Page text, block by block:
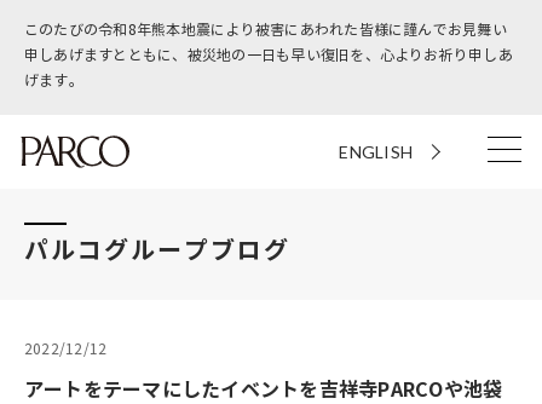
このたびの令和8年熊本地震により被害にあわれた皆様に謹んでお見舞い
申しあげますとともに、被災地の一日も早い復旧を、心よりお祈り申しあ
げます。
ENGLISH
パルコグループブログ
2022/12/12
アートをテーマにしたイベントを吉祥寺PARCOや池袋